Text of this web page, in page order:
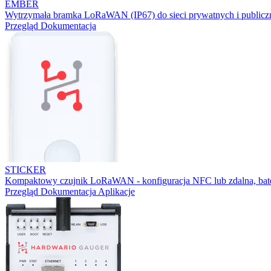
EMBER
Wytrzymała bramka LoRaWAN (IP67) do sieci prywatnych i
Przegląd Dokumentacja
STICKER
Kompaktowy czujnik LoRaWAN - konfiguracja NFC lub zdalna,
Przegląd Dokumentacja Aplikacje